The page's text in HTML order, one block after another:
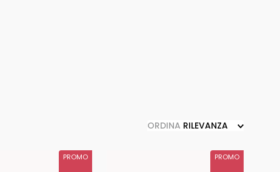
ORDINA RILEVANZA
PROMO PROMO